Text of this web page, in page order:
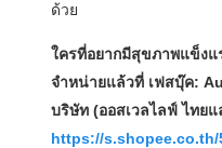
ด้วย
ใครที่อยากมีสุขภาพแข็ง
จำหน่ายแล้วที่ เฟสบุ๊ค:
บริษัท (ออสเวลไลฟ์ ไทย
https://s.shopee.co.th/